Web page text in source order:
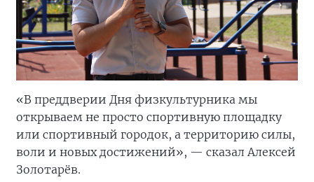
«В преддверии Дня физкультурника мы
открываем не просто спортивную площадку
или спортивный городок, а территорию силы,
воли и новых достижений», — сказал Алексей
Золотарёв.